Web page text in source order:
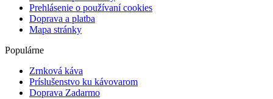
Prehlásenie o používaní cookies
Doprava a platba
Mapa stránky
Populárne
Zrnková káva
Príslušenstvo ku kávovarom
Doprava Zadarmo